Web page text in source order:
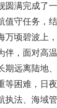
圆满完成了
值守任务，
万顷碧波上
伴，面对高
期远离陆地
等困难，日
执法、海域